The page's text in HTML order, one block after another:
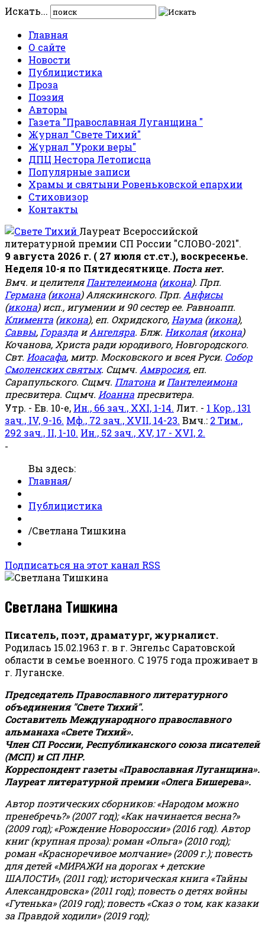
Искать...
Главная
О сайте
Новости
Публицистика
Проза
Поэзия
Авторы
Газета "Православная Луганщина "
Журнал "Свете Тихий"
Журнал "Уроки веры"
ДПЦ Нестора Летописца
Популярные записи
Храмы и святыни Ровеньковской епархии
Стиховизор
Контакты
Лауреат Всероссийской
литературной премии СП России "СЛОВО-2021".
9 августа 2026 г. ( 27 июля ст.ст.), воскресенье.
Неделя 10-я по Пятидесятнице. Поста нет.
Вмч. и целителяПантелеимона (икона). Прп.
Германа (икона) Аляскинского. Прп. Анфисы
(икона) исп., игумении и 90 сестер ее. Равноапп.
Климента (икона), еп. Охридского, Наума (икона),
Саввы, Горазда иАнгеляра. Блж. Николая(икона)
Кочанова, Христа ради юродивого, Новгородского.
Свт. Иоасафа, митр. Московского и всея Руси. Собор
Смоленских святых. Сщмч. Амвросия, еп.
Сарапульского. Сщмч. Платона иПантелеимона
пресвитера. Сщмч. Иоанна пресвитера.
Утр. - Ев. 10-е, Ин., 66 зач., XXI, 1-14. Лит. - 1 Кор., 131
зач., IV, 9-16. Мф., 72 зач., XVII, 14-23. Вмч.: 2 Тим.,
292 зач., II, 1-10. Ин., 52 зач., XV, 17 - XVI, 2.
-
Вы здесь:
Главная/
Публицистика
/Светлана Тишкина
Подписаться на этот канал RSS
Светлана Тишкина
Писатель, поэт, драматург, журналист.
Родилась 15.02.1963 г. в г. Энгельс Саратовской
области в семье военного. С 1975 года проживает в
г. Луганске.
Председатель Православного литературного
объединения "Свете Тихий".
Составитель Международного православного
альманаха «Свете Тихий».
Член СП России, Республиканского союза писателей
(МСП) и СП ЛНР.
Корреспондент газеты «Православная Луганщина».
Лауреат литературной премии «Олега Бишерева».
Автор поэтических сборников: «Народом можно
пренебречь?» (2007 год); «Как начинается весна?»
(2009 год); «Рождение Новороссии» (2016 год). Автор
книг (крупная проза): роман «Ольга» (2010 год);
роман «Красноречивое молчание» (2009 г.); повесть
для детей «МИРАЖИ на дорогах + детские
ШАЛОСТИ», (2011 год); историческая книга «Тайны
Александровска» (2011 год); повесть о детях войны
«Гутенька» (2019 год); повесть «Сказ о том, как казаки
за Правдой ходили» (2019 год);